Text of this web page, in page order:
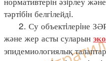
тәртiбiн белгiлейдi.
2. Су объектiлерiне
және жер асты суларын
эпидемиологиялық